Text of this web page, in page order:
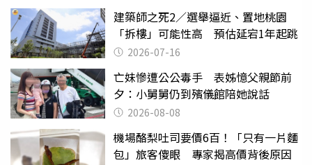
建築師之死2／選舉逼近、置地桃園
「拆樓」可能性高 預估延宕1年起跳
2026-07-16
亡妹慘遭公公毒手 表姊憶父親節前
夕：小舅舅仍到殯儀館陪她說話
2026-08-08
機場酪梨吐司要價6百！「只有一片麵
包」旅客傻眼 專家揭高價背後原因